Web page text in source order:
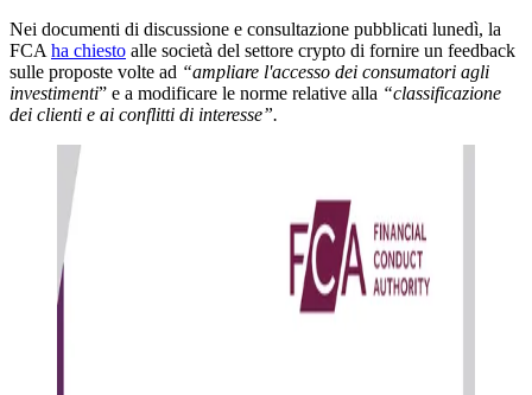
Nei documenti di discussione e consultazione pubblicati lunedì, la
FCA ha chiesto alle società del settore crypto di fornire un feedback
sulle proposte volte ad “ampliare l'accesso dei consumatori agli
investimenti” e a modificare le norme relative alla “classificazione
dei clienti e ai conflitti di interesse”.